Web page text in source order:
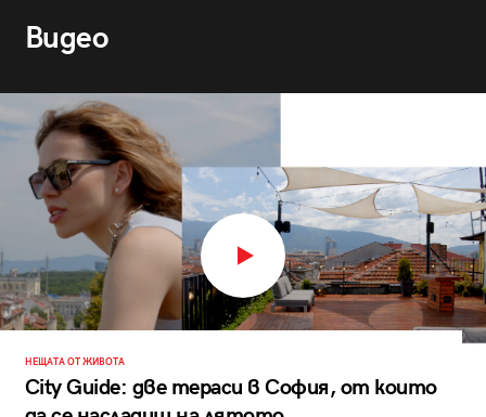
Видео
НЕЩАТА ОТ ЖИВОТА
City Guide: две тераси в София, от които